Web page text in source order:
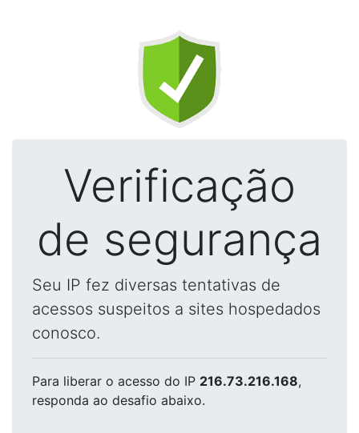
Verificação
de segurança
Seu IP fez diversas tentativas de
acessos suspeitos a sites hospedados
conosco.
Para liberar o acesso do IP 216.73.216.168,
responda ao desafio abaixo.